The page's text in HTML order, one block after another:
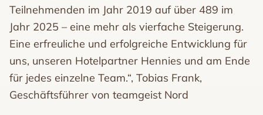
Teilnehmenden im Jahr 2019 auf über 489 im
Jahr 2025 – eine mehr als vierfache Steigerung.
Eine erfreuliche und erfolgreiche Entwicklung für
uns, unseren Hotelpartner Hennies und am Ende
für jedes einzelne Team.“, Tobias Frank,
Geschäftsführer von teamgeist Nord